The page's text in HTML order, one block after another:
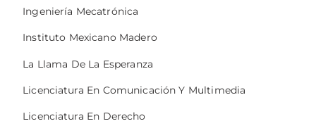
Ingeniería Mecatrónica
Instituto Mexicano Madero
La Llama De La Esperanza
Licenciatura En Comunicación Y Multimedia
Licenciatura En Derecho